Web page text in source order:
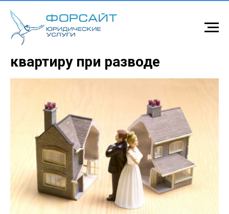
Как делить ипотечную
квартиру при разводе